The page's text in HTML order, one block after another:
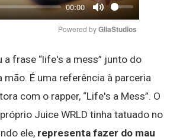
00:00
Mute
Powered by GliaStudios
a frase “life's a mess” junto do
mão. É uma referência à parceria
com o rapper, “Life's a Mess”. O
Juice WRLD tinha tatuado no
ele, representa fazer do mau